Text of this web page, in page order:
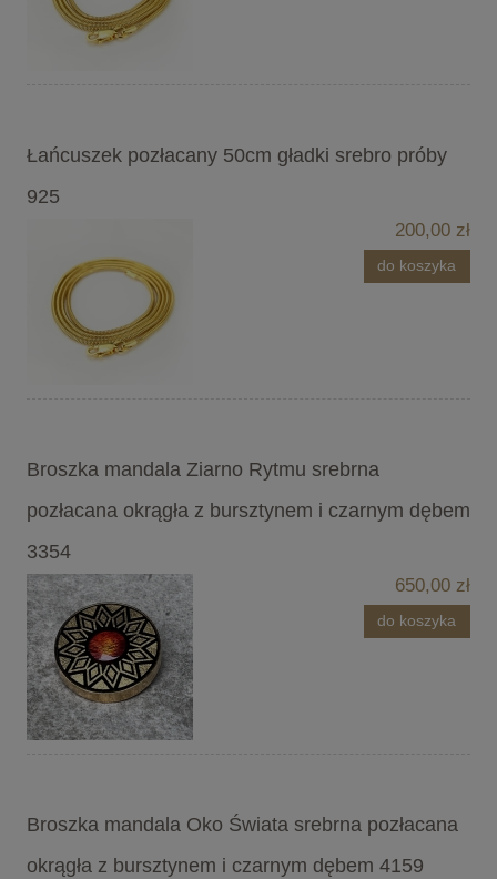
Łańcuszek pozłacany 50cm gładki srebro próby
925
200,00 zł
do koszyka
Broszka mandala Ziarno Rytmu srebrna
pozłacana okrągła z bursztynem i czarnym dębem
3354
650,00 zł
do koszyka
Broszka mandala Oko Świata srebrna pozłacana
okrągła z bursztynem i czarnym dębem 4159